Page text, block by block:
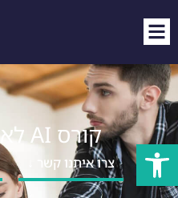
פתח סרגל נגישות
קורס AI לאנשי פיננסים
צרו איתנו קשר ↓